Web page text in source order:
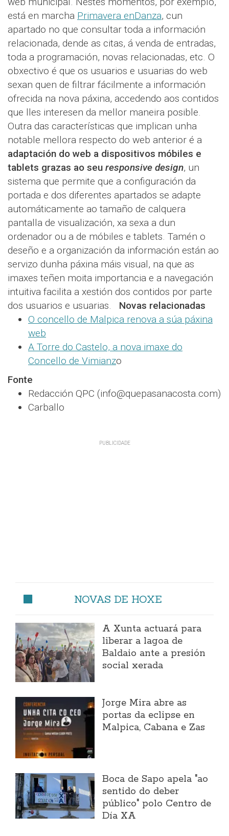
está en marcha Primavera enDanza, cun
apartado no que consultar toda a información
relacionada, dende as citas, á venda de entradas,
toda a programación, novas relacionadas, etc. O
obxectivo é que os usuarios e usuarias do web
sexan quen de filtrar fácilmente a información
ofrecida na nova páxina, accedendo aos contidos
que lles interesen da mellor maneira posible.
Outra das características que implican unha
notable mellora respecto do web anterior é a
adaptación do web a dispositivos móbiles e
tablets grazas ao seu responsive design, un
sistema que permite que a configuración da
portada e dos diferentes apartados se adapte
automáticamente ao tamaño de calquera
pantalla de visualización, xa sexa a dun
ordenador ou a de móbiles e tablets. Tamén o
deseño e a organización da información están ao
servizo dunha páxina máis visual, na que as
imaxes teñen moita importancia e a navegación
intuitiva facilita a xestión dos contidos por parte
dos usuarios e usuarias. Novas relacionadas
O concello de Malpica renova a súa páxina
web
A Torre do Castelo, a nova imaxe do
Concello de Vimianzo
Fonte
Redacción QPC (info@quepasanacosta.com)
Carballo
NOVAS DE HOXE
A Xunta actuará para
liberar a lagoa de
Baldaio ante a presión
social xerada
Jorge Mira abre as
portas da eclipse en
Malpica, Cabana e Zas
Boca de Sapo apela "ao
sentido do deber
público" polo Centro de
Día XA